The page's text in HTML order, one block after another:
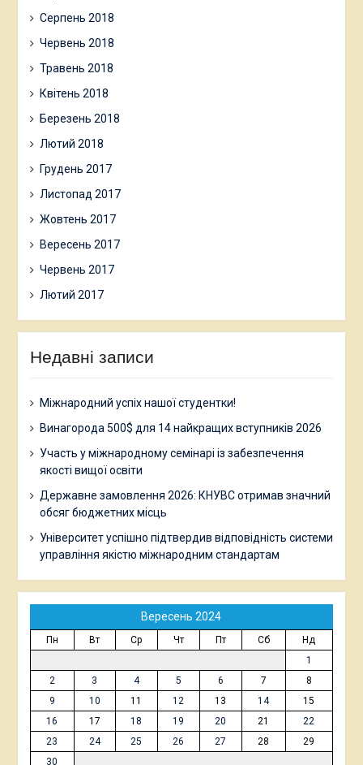
Серпень 2018
Червень 2018
Травень 2018
Квітень 2018
Березень 2018
Лютий 2018
Грудень 2017
Листопад 2017
Жовтень 2017
Вересень 2017
Червень 2017
Лютий 2017
Недавні записи
Міжнародний успіх нашої студентки!
Винагорода 500$ для 14 найкращих вступників 2026
Участь у міжнародному семінарі із забезпечення
якості вищої освіти
Державне замовлення 2026: КНУВС отримав значний
обсяг бюджетних місць
Університет успішно підтвердив відповідність системи
управління якістю міжнародним стандартам
Вересень 2024
Пн Вт Ср Чт Пт Сб
Нд
1
2
3 4 5 6 7
8
9
10 11 12 13 14
15
16
17 18 19 20 21
22
23
24 25 26 27 28
29
30